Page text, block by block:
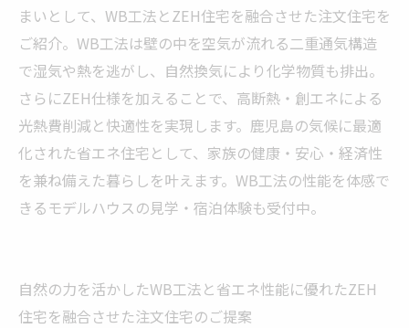
まいとして、WB工法とZEH住宅を融合させた注文住宅を
ご紹介。WB工法は壁の中を空気が流れる二重通気構造
で湿気や熱を逃がし、自然換気により化学物質も排出。
さらにZEH仕様を加えることで、高断熱・創エネによる
光熱費削減と快適性を実現します。鹿児島の気候に最適
化された省エネ住宅として、家族の健康・安心・経済性
を兼ね備えた暮らしを叶えます。WB工法の性能を体感で
きるモデルハウスの見学・宿泊体験も受付中。
自然の力を活かしたWB工法と省エネ性能に優れたZEH
住宅を融合させた注文住宅のご提案